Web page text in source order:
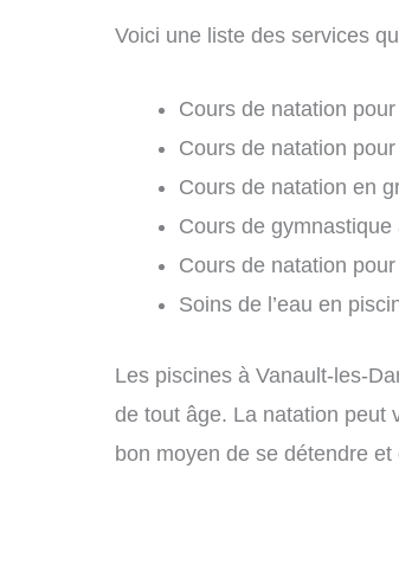
Voici une liste des services
Cours de natation
Cours de natation
Cours de natation en
Cours de
Cours de natation
Soins de l’eau en
Les piscines à Vanault-les-
de tout âge. La natation peut
bon moyen de se détendre